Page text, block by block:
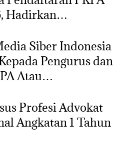
Hadirkan…
Siber Indonesia
Pengurus dan
Atau…
Profesi Advokat
Angkatan 1 Tahun